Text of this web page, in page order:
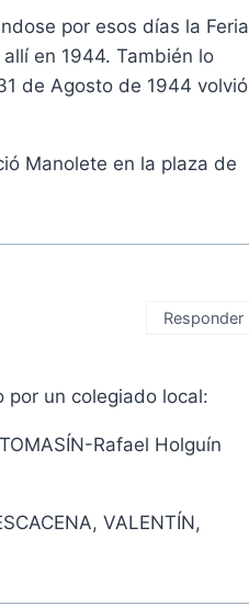
por esos días la Feria
en 1944. También lo
de Agosto de 1944 volvió
Manolete en la plaza de
un colegiado local:
Rafael Holguín
VALENTÍN,
Responder